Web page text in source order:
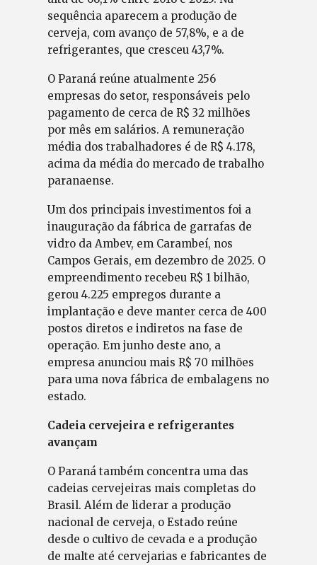
sequência aparecem a produção de
cerveja, com avanço de 57,8%, e a de
refrigerantes, que cresceu 43,7%.
O Paraná reúne atualmente 256
empresas do setor, responsáveis pelo
pagamento de cerca de R$ 32 milhões
por mês em salários. A remuneração
média dos trabalhadores é de R$ 4.178,
acima da média do mercado de trabalho
paranaense.
Um dos principais investimentos foi a
inauguração da fábrica de garrafas de
vidro da Ambev, em Carambeí, nos
Campos Gerais, em dezembro de 2025. O
empreendimento recebeu R$ 1 bilhão,
gerou 4.225 empregos durante a
implantação e deve manter cerca de 400
postos diretos e indiretos na fase de
operação. Em junho deste ano, a
empresa anunciou mais R$ 70 milhões
para uma nova fábrica de embalagens no
estado.
Cadeia cervejeira e refrigerantes
avançam
O Paraná também concentra uma das
cadeias cervejeiras mais completas do
Brasil. Além de liderar a produção
nacional de cerveja, o Estado reúne
desde o cultivo de cevada e a produção
de malte até cervejarias e fabricantes de